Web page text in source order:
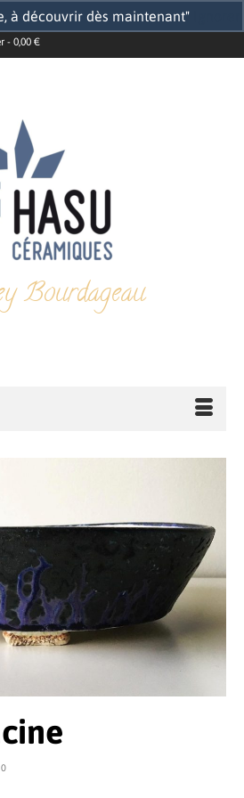
à découvrir dès maintenant"
- 0,00 €
Bourdageau